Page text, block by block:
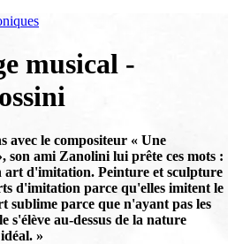
musical -
avec le compositeur « Une
son ami Zanolini lui prête ces mots :
art d'imitation. Peinture et sculpture
d'imitation parce qu'elles imitent le
sublime parce que n'ayant pas les
s'élève au-dessus de la nature
»